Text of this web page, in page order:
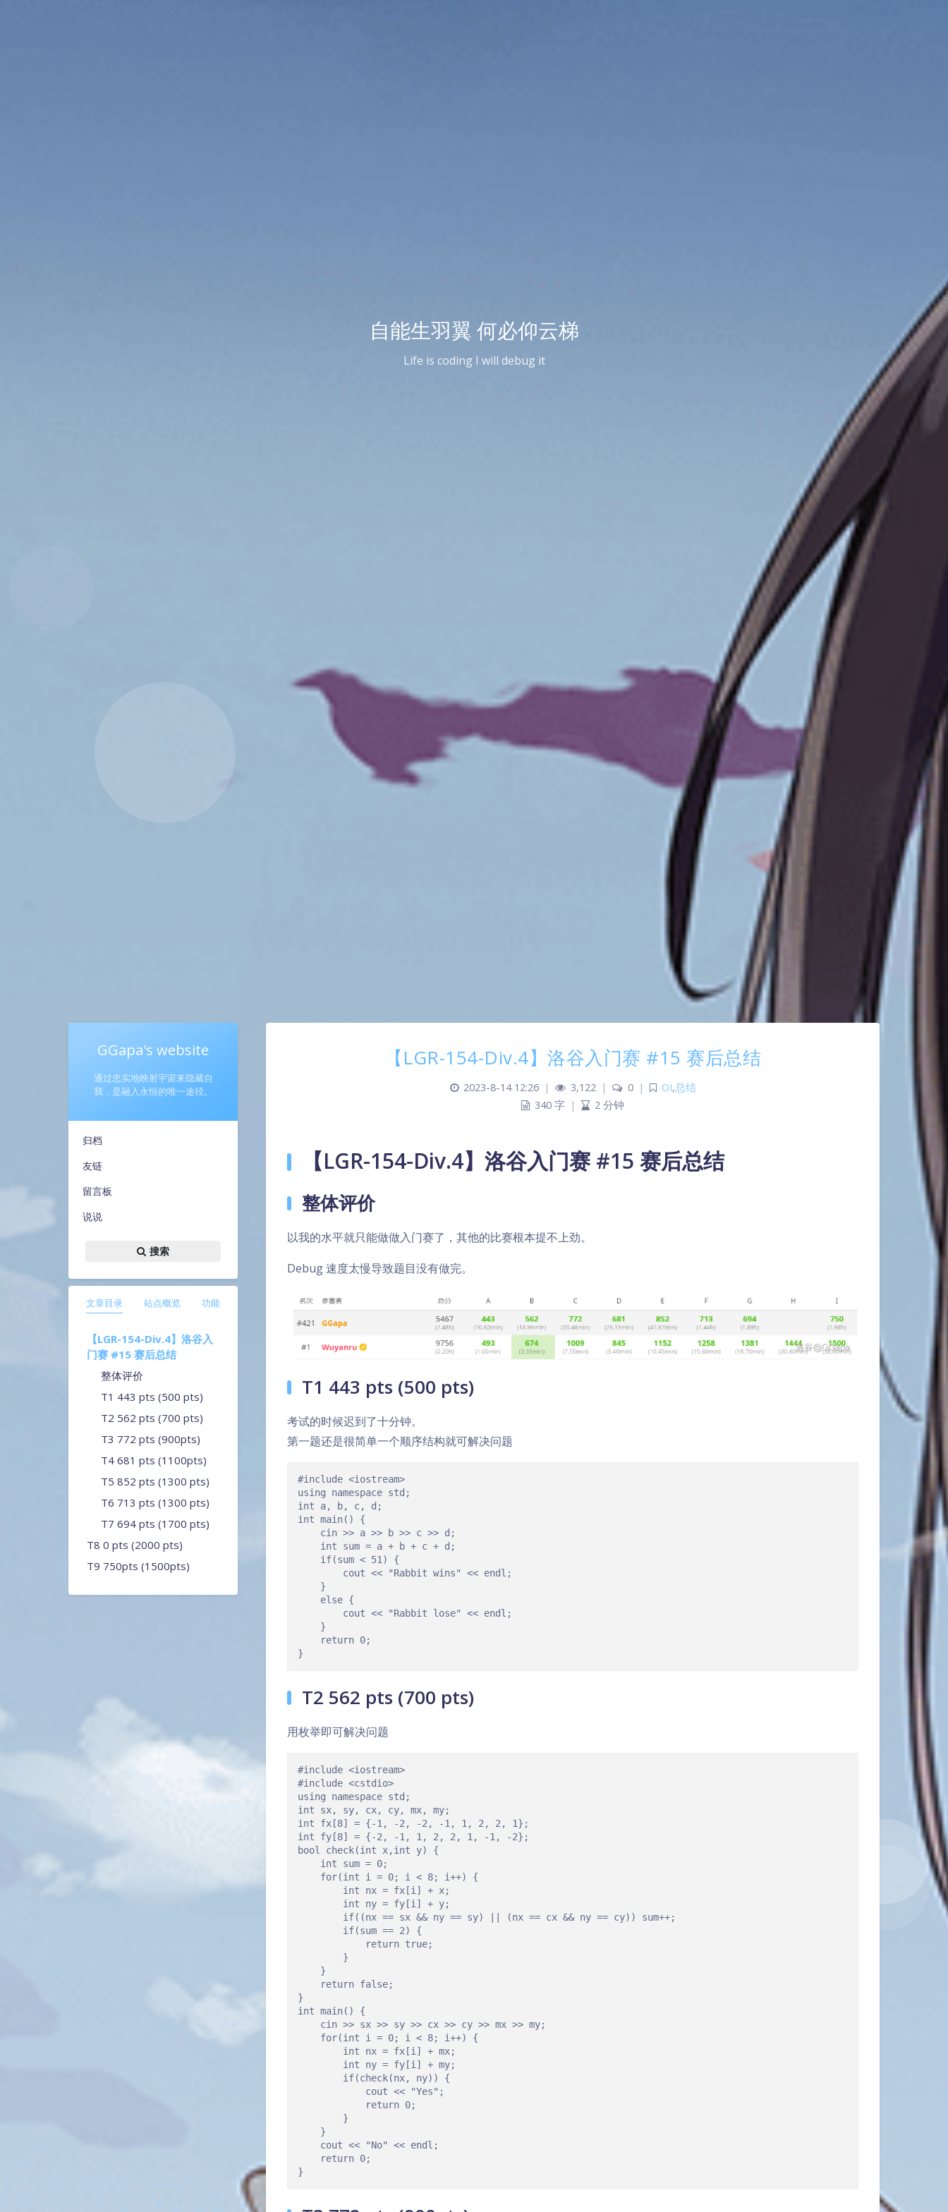
自能生羽翼 何必仰云梯
Life is coding I will debug it
GGapa's website
通过忠实地映射宇宙来隐藏自
我，是融入永恒的唯一途径。
归档
友链
留言板
说说
搜索
文章目录 站点概览 功能
【LGR-154-Div.4】洛谷入
门赛 #15 赛后总结
整体评价
T1 443 pts (500 pts)
T2 562 pts (700 pts)
T3 772 pts (900pts)
T4 681 pts (1100pts)
T5 852 pts (1300 pts)
T6 713 pts (1300 pts)
T7 694 pts (1700 pts)
T8 0 pts (2000 pts)
T9 750pts (1500pts)
【LGR-154-Div.4】洛谷入门赛 #15 赛后总结
2023-8-14 12:26 | 3,122 | 0 | OI,总结
340 字 | 2 分钟
【LGR-154-Div.4】洛谷入门赛 #15 赛后总结
整体评价
以我的水平就只能做做入门赛了，其他的比赛根本提不上劲。
Debug 速度太慢导致题目没有做完。
T1 443 pts (500 pts)
考试的时候迟到了十分钟。
第一题还是很简单一个顺序结构就可解决问题
#include <iostream>
using namespace std;
int a, b, c, d;
int main() {
    cin >> a >> b >> c >> d;
    int sum = a + b + c + d;
    if(sum < 51) {
        cout << "Rabbit wins" << endl;
    }
    else {
        cout << "Rabbit lose" << endl;
    }
    return 0;
T2 562 pts (700 pts)
用枚举即可解决问题
#include <iostream>
#include <cstdio>
using namespace std;
int sx, sy, cx, cy, mx, my;
int fx[8] = {-1, -2, -2, -1, 1, 2, 2, 1};
int fy[8] = {-2, -1, 1, 2, 2, 1, -1, -2};
bool check(int x,int y) {
    int sum = 0;
    for(int i = 0; i < 8; i++) {
        int nx = fx[i] + x;
        int ny = fy[i] + y;
        if((nx == sx && ny == sy) || (nx == cx && ny == cy)) sum++;
        if(sum == 2) {
            return true;
        }
    }
    return false;
}
int main() {
    cin >> sx >> sy >> cx >> cy >> mx >> my;
    for(int i = 0; i < 8; i++) {
        int nx = fx[i] + mx;
        int ny = fy[i] + my;
        if(check(nx, ny)) {
            cout << "Yes";
            return 0;
        }
    }
    cout << "No" << endl;
    return 0;